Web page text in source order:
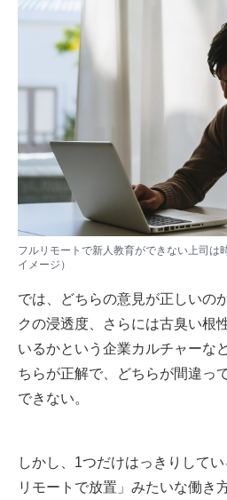
フルリモートで新人教育ができない上司は
イメージ）
では、どちらの意見が正しいの
クの浸透度、さらには古臭い根
いるかという企業カルチャーな
ちらが正解で、どちらが間違っ
できない。
しかし、1つだけはっきりして
リモートで放置」みたいな働き